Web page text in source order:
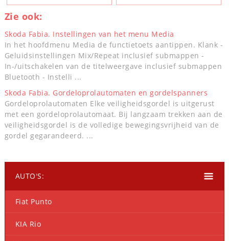
Zie ook:
Skoda Fabia. Instellingen van het menu Media
In het hoofdmenu Media de functietoets aantippen. Klank -
Geluidsinstellingen Mix/Repeat inclusief submappen -
In-/uitschakelen van de titelweergave inclusief submappen
Bluetooth - Instelli ...
Skoda Fabia. Gordeloprolautomaten en gordelspanners
Gordeloprolautomaten Elke veiligheidsgordel is uitgerust
met een gordeloprolautomaat. Bij langzaam trekken aan de
veiligheidsgordel is de volledige bewegingsvrijheid van de
gordel gegarandeerd. ...
AUTO'S:
Fiat Punto
KIA Rio